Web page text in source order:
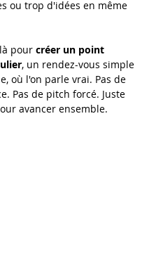
ou trop d'idées en même
pour créer un point
, un rendez-vous simple
où l'on parle vrai. Pas de
Pas de pitch forcé. Juste
avancer ensemble.